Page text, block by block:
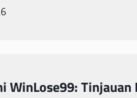
WinLose99: